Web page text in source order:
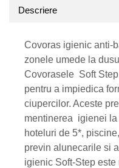
Descriere
Covoras igienic anti-
zonele umede la
Covorasele Soft
pentru a impiedica
ciupercilor. Aceste
mentinerea igienei
hoteluri de 5*,
previn alunecarile si
igienic Soft-Step